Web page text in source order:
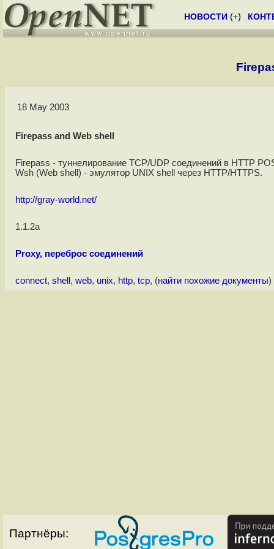
НОВОСТИ (+)
18 May 2003
Firepass and Web shell
Firepass - туннелирование TCP/UDP соединений в HTTP
Wsh (Web shell) - эмулятор UNIX shell через HTTP/HTTPS.
http://gray-world.net/
1.1.2a
Proxy, переброс соединений
connect, shell , web, unix, http, tcp, (найти похожие документы)
Партнёры: